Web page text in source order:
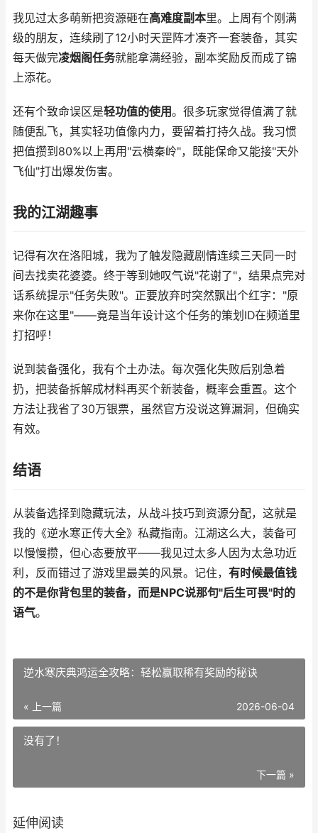
我见过太多萌新把资源砸在高难度副本里。上周有个刚满
级的朋友，连续刷了12小时天罡阵才凑齐一套装备，其实
每天做完凌烟阁任务就能拿满经验，副本奖励反而成了锦
上添花。
还有个致命误区是轻功值的使用。很多玩家觉得值满了就
随便乱飞，其实轻功值像内力，要留着打持久战。我习惯
把值攒到80%以上再用"云横秦岭"，既能保命又能接"天外
飞仙"打出爆发伤害。
我的江湖趣事
记得有次在洛阳城，我为了触发隐藏剧情连续三天同一时
间去找卖花婆婆。终于等到她叹气说"花谢了"，结果点完对
话系统提示"任务失败"。正要放弃时突然飘出个红字："原
来你在这里"——竟是当年设计这个任务的策划ID在频道里
打招呼！
说到装备强化，我有个土办法。每次强化失败后别急着
扔，把装备拆解成材料再买个新装备，概率会重置。这个
方法让我省了30万银票，虽然官方没说这算漏洞，但确实
有效。
结语
从装备选择到隐藏玩法，从战斗技巧到资源分配，这就是
我的《逆水寒正传大全》私藏指南。江湖这么大，装备可
以慢慢攒，但心态要放平——我见过太多人因为太急功近
利，反而错过了游戏里最美的风景。记住， 有时候最值钱
的不是你背包里的装备，而是NPC说那句"后生可畏"时的
语气。
逆水寒庆典鸿运全攻略：轻松赢取稀有奖励的秘诀
« 上一篇 2026-06-04
没有了！
下一篇 »
延伸阅读